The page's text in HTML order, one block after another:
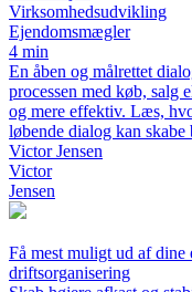
Virksomhedsudvikling
Ejendomsmægler
4 min
En åben og målrettet
processen med køb, salg
og mere effektiv. Læs,
løbende dialog kan
Victor Jensen
Victor
Jensen
Få mest muligt ud af
driftsorganisering